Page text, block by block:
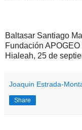
Baltasar Santiago
Fundación
Hialeah, 25 de
Joaquin Estrada-
Share